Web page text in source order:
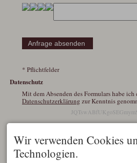
* Pflichtfelder
Datenschutz
Mit dem Absenden des Formulars habe ich
Datenschutzerklärung zur Kenntnis
Wir verwenden Cookies
Technologien.